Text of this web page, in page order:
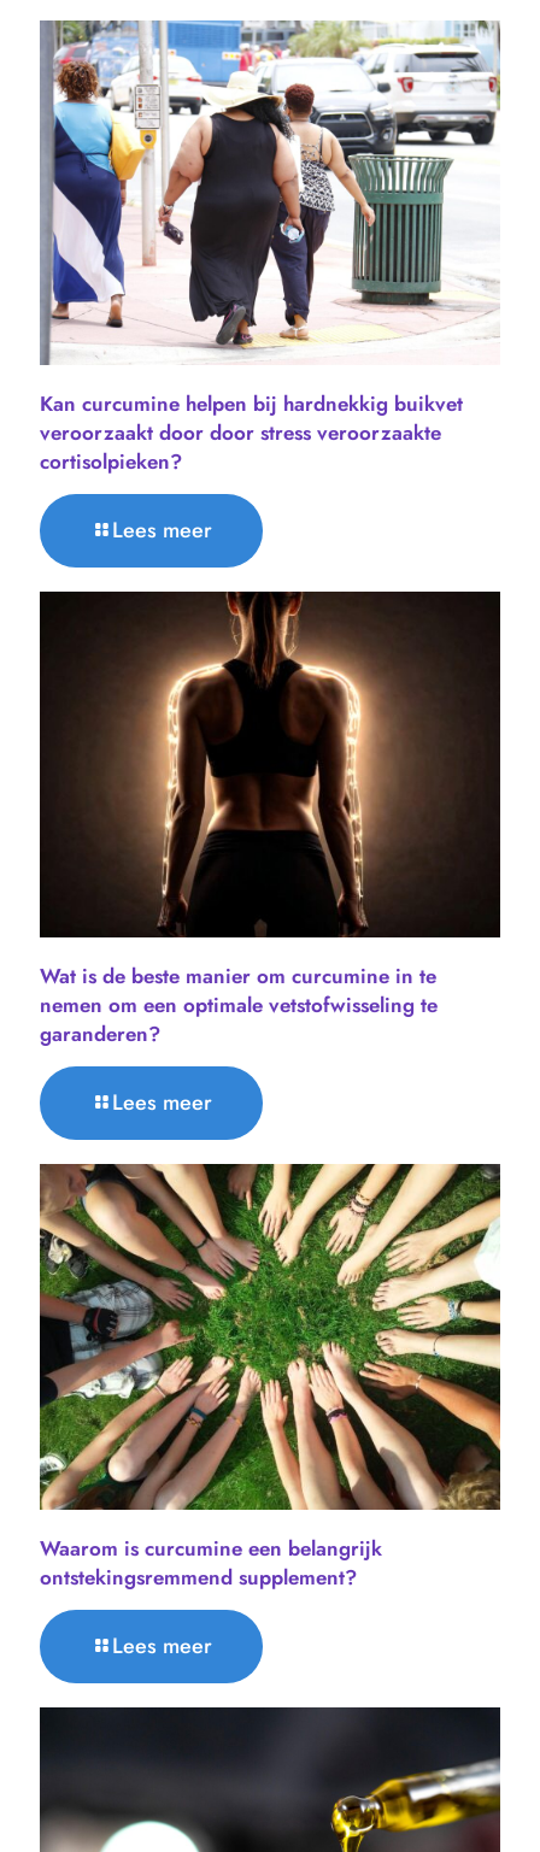
Kan curcumine helpen bij hardnekkig buikvet
veroorzaakt door door stress veroorzaakte
cortisolpieken?
Lees meer
Wat is de beste manier om curcumine in te
nemen om een ​​optimale vetstofwisseling te
garanderen?
Lees meer
Waarom is curcumine een belangrijk
ontstekingsremmend supplement?
Lees meer